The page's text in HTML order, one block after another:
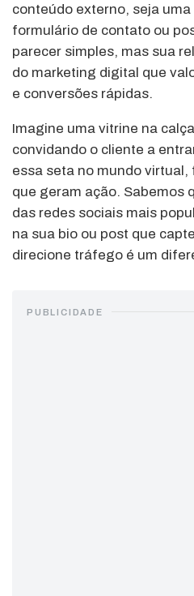
conteúdo externo, seja
formulário de contato ou
parecer simples, mas sua
do marketing digital que
e conversões rápidas.
Imagine uma vitrine na
convidando o cliente a
essa seta no mundo
que geram ação. Sabemos
das redes sociais mais
na sua bio ou post que
direcione tráfego é um
PUBLICIDADE